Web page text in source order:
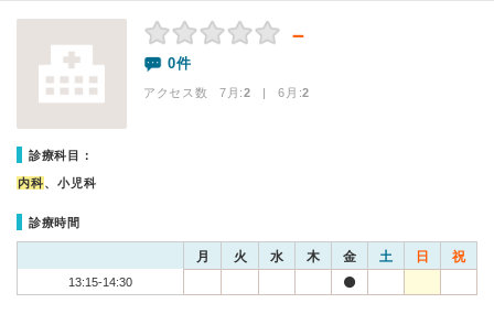
－
0件
アクセス数 7月:2 | 6月:2
診療科目：
内科、小児科
診療時間
月 火 水 木 金 土 日 祝
13:15-14:30